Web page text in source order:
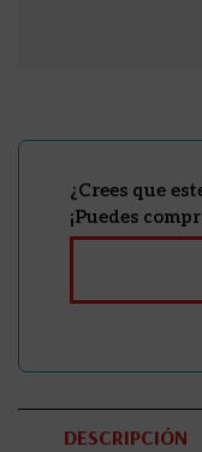
¿Crees que
¡Puedes
DESCRIPCIÓN